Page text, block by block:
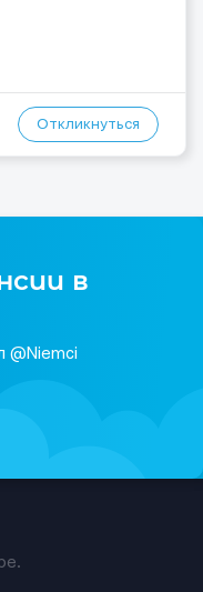
в кл...
Откликнуться
в
@Niemci